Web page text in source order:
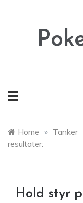
Home » Tanker
resultater:
Hold styr